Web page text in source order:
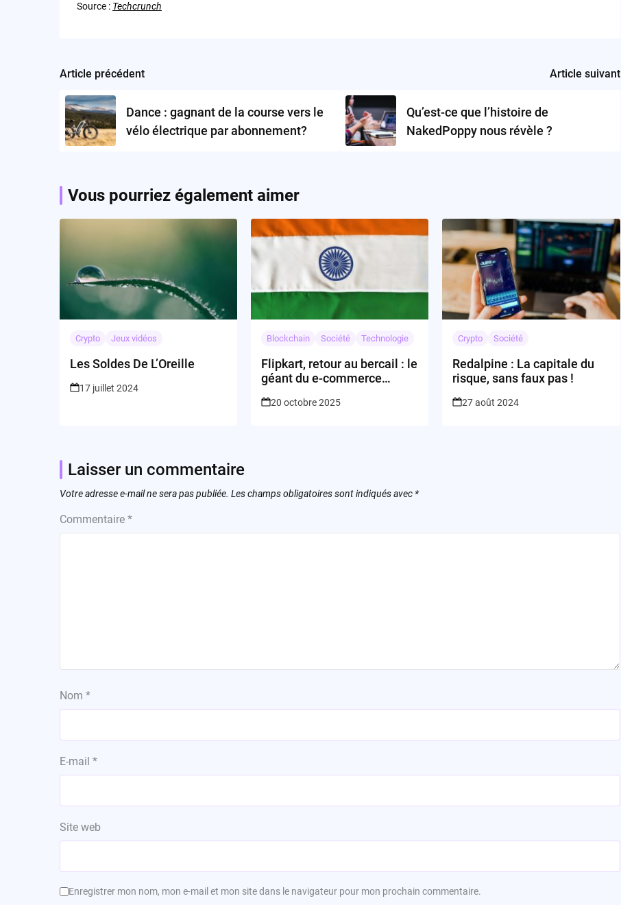
Source : Techcrunch
Post
navigation
Article précédent
Dance : gagnant de la course vers le
vélo électrique par abonnement?
Article suivant
Qu’est-ce que l’histoire de
NakedPoppy nous révèle ?
Vous pourriez également aimer
Crypto Jeux vidéos
Les Soldes De L’Oreille
17 juillet 2024
Blockchain Société Technologie
Flipkart, retour au bercail : le
géant du e-commerce
vague mondiale de
20 octobre 2025
Crypto Société
Redalpine : La capitale du
risque, sans faux pas !
27 août 2024
Laisser un commentaire
Votre adresse e-mail ne sera pas publiée. Les champs obligatoires sont indiqués avec *
Commentaire *
Nom *
E-mail *
Site web
Enregistrer mon nom, mon e-mail et mon site dans le navigateur pour mon prochain commentaire.